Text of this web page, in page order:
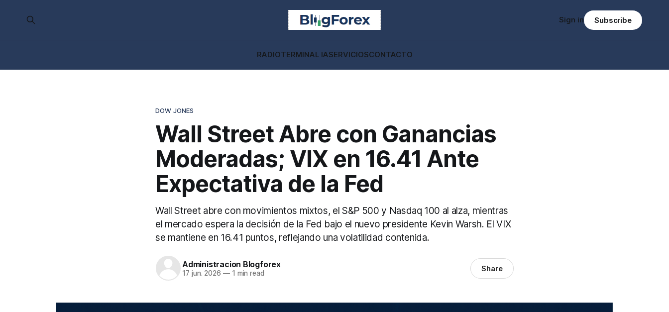
RADIOTERMINAL IASERVICIOSCONTACTO
Sign in Subscribe
DOW JONES
Wall Street Abre con Ganancias
Moderadas; VIX en 16.41 Ante
Expectativa de la Fed
Wall Street abre con movimientos mixtos, el S&P 500 y Nasdaq 100 al alza, mientras
el mercado espera la decisión de la Fed bajo el nuevo presidente Kevin Warsh. El VIX
se mantiene en 16.41 puntos, reflejando una volatilidad contenida.
Administracion Blogforex
17 jun. 2026 —1 min read Share